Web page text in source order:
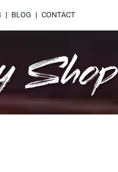
BLOG CONTACT
Shop